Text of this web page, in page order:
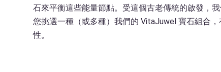
石來平衡這些能量節點。受這個古老傳統的啟發，
您挑選一種（或多種）我們的 VitaJuwel 寶石組合
性。